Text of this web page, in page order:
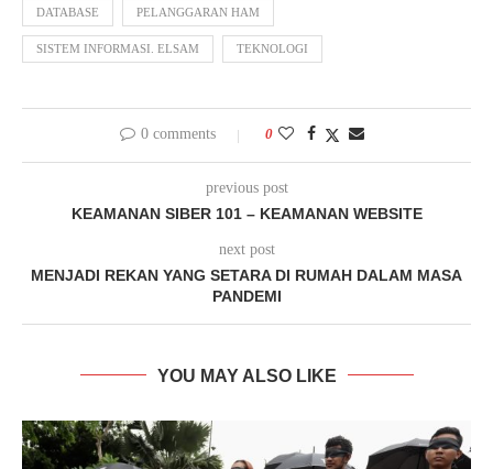
DATABASE PELANGGARAN HAM
SISTEM INFORMASI. ELSAM TEKNOLOGI
0 comments 0
previous post
KEAMANAN SIBER 101 – KEAMANAN WEBSITE
next post
MENJADI REKAN YANG SETARA DI RUMAH DALAM MASA
PANDEMI
YOU MAY ALSO LIKE